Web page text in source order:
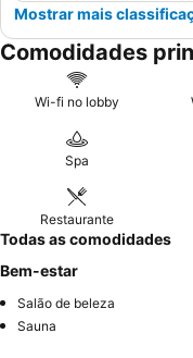
Mostrar mais
Comodidades
Wi-fi no lobby
Spa
Restaurante
Todas as comodidades
Bem-estar
Salão de beleza
Sauna